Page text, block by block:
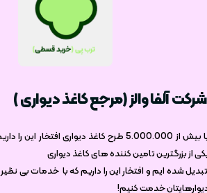
شرکت آلفا والز (مرجع کاغذ دیواری )
با بیش از 5.000.000 طرح کاغذ دیواری افتخار
از بزرگترین تامین کننده های کاغذ دیواری
شده ایم و افتخار این را داریم که با خدمات بی نظیر
خدمت کنیم!